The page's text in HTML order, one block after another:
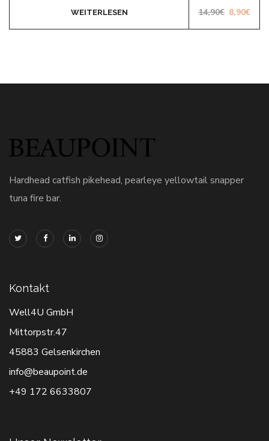
14,90€ 8,90€
WEITERLESEN
Hardhead catfish pikehead, pearleye yellowtail snapper
tuna fire bar.
Kontakt
Well4U GmbH
Mittorpstr.47
45883 Gelsenkirchen
info@beaupoint.de
+49 172 6633807